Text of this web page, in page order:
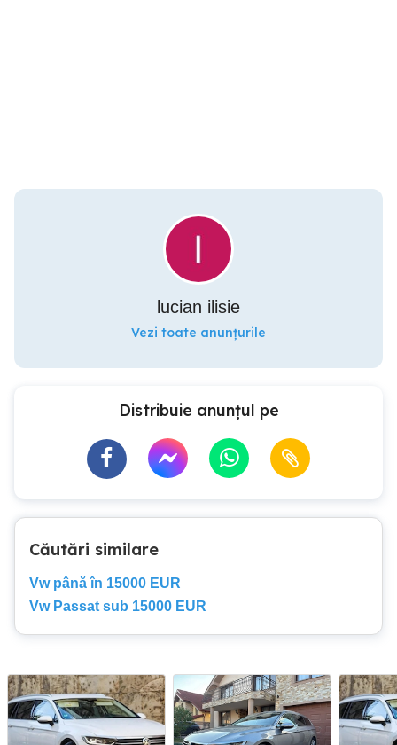
lucian ilisie
Vezi toate anunțurile
Distribuie anunțul pe
Căutări similare
Vw până în 15000 EUR
Vw Passat sub 15000 EUR